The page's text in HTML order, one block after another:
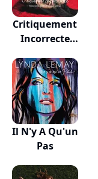
Critiquement
Incorrecte
Il N'y A Qu'un
Pas